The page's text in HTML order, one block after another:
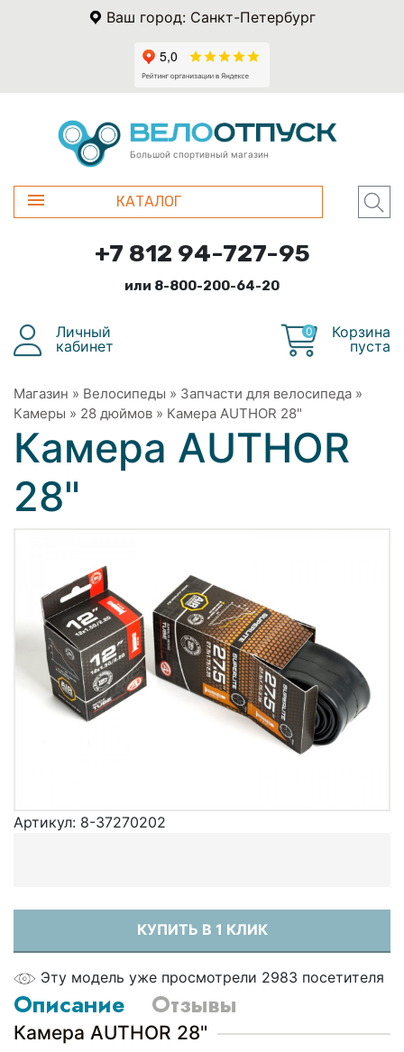
Ваш город: Санкт-Петербург
Большой спортивный магазин
КАТАЛОГ
+7 812 94-727-95
или 8-800-200-64-20
Личный
кабинет
0
Корзина
пуста
Магазин » Велосипеды » Запчасти для велосипеда »
Камеры » 28 дюймов » Камера AUTHOR 28"
Камера AUTHOR
28"
Артикул: 8-37270202
КУПИТЬ В 1 КЛИК
Эту модель уже просмотрели 2983 посетителя
Описание Отзывы
Камера AUTHOR 28"